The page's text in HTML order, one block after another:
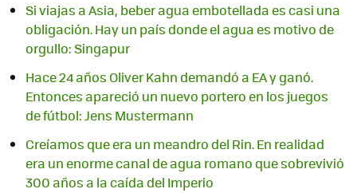
Si viajas a Asia, beber agua embotellada es casi una
obligación. Hay un país donde el agua es motivo de
orgullo: Singapur
Hace 24 años Oliver Kahn demandó a EA y ganó.
Entonces apareció un nuevo portero en los juegos
de fútbol: Jens Mustermann
Creíamos que era un meandro del Rin. En realidad
era un enorme canal de agua romano que sobrevivió
300 años a la caída del Imperio